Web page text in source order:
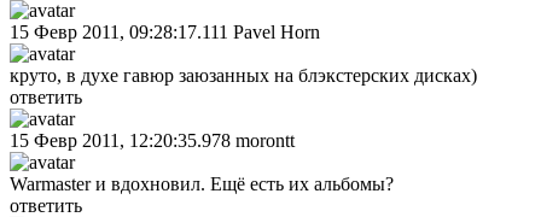
15 Февр 2011, 09:28:17.111 Pavel Horn
круто, в духе гавюр заюзанных на блэкстерских дисках)
ответить
15 Февр 2011, 12:20:35.978 morontt
Warmaster и вдохновил. Ещё есть их альбомы?
ответить